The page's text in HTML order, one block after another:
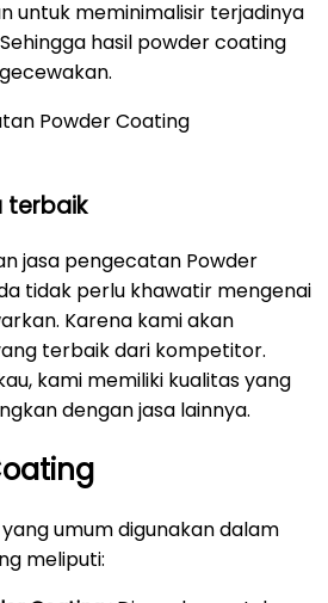
untuk meminimalisir terjadinya
hasil powder coating
terbaik
jasa pengecatan Powder
tidak perlu khawatir mengenai
Karena kami akan
terbaik dari kompetitor.
kami memiliki kualitas yang
dengan jasa lainnya.
umum digunakan dalam
meliputi: